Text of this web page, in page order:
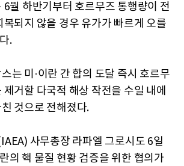
월 하반기부터 호르무즈 통행량이 전
복되지 않을 경우 유가가 빠르게 오를
.
는 미·이란 간 합의 도달 즉시 호르무
거할 다국적 해상 작전을 수일 내에
것으로 전해졌다.
사무총장 라파엘 그로시도 6일
의 핵 물질 현황 검증을 위한 협의가